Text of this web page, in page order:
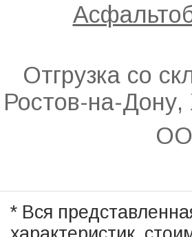
Отгрузка со
Ростов-на-Дону,
* Вся